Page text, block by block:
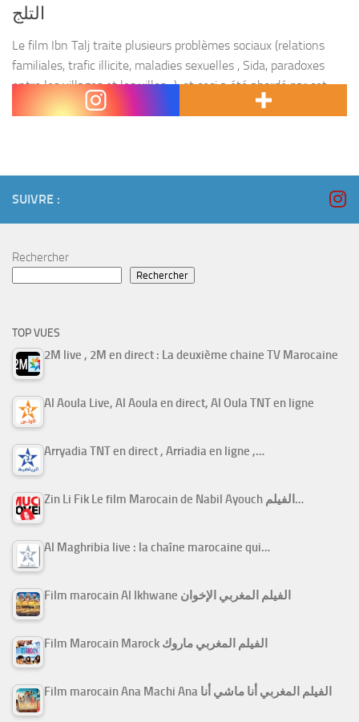
التلج
Le film Ibn Talj traite plusieurs problèmes sociaux (relations
familiales, trafic illicite, maladies sexuelles , Sida, paradoxes
entre les villages et les villes ..), et ceci a été abordé par cet
éducateur travaillant et...
SUIVRE :
Rechercher
Rechercher
TOP VUES
2M live , 2M en direct : La deuxième chaine TV Marocaine
Al Aoula Live, Al Aoula en direct, Al Oula TNT en ligne
Arryadia TNT en direct , Arriadia en ligne ,…
Zin Li Fik Le film Marocain de Nabil Ayouch الفيلم…
Al Maghribia live : la chaîne marocaine qui…
Film marocain Al Ikhwane الفيلم المغربي الإخوان
Film Marocain Marock الفيلم المغربي ماروك
Film marocain Ana Machi Ana الفيلم المغربي أنا ماشي أنا